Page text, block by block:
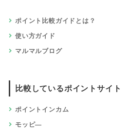
ポイント比較ガイドとは？
使い方ガイド
マルマルブログ
比較しているポイントサイト
ポイントインカム
モッピ―